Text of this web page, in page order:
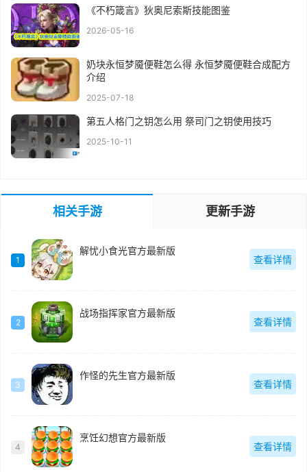
《不朽箴言》狄奥尼索斯技能图鉴
2026-05-16
奶块永恒梦魇便鞋怎么得 永恒梦魇便鞋合成配方
介绍
2025-07-18
第五人格门之钥怎么用 祭司门之钥使用技巧
2025-10-11
相关手游 更新手游
1
解忧小食光官方最新版
查看详情
2
战场指挥家官方最新版
查看详情
3
作怪的先生官方最新版
查看详情
4
烹饪幻想官方最新版
查看详情